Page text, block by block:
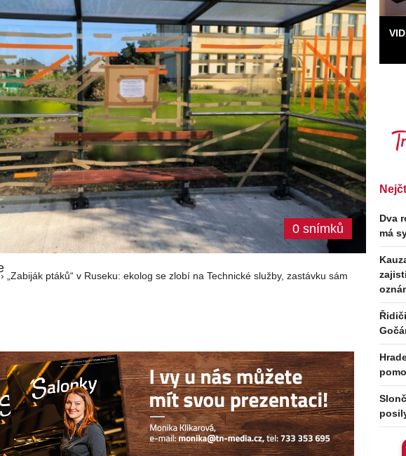
0 snímků
› „Zabiják ptáků“ v Ruseku: ekolog se zlobí na Technické služby, zastávku sám
Dva
má